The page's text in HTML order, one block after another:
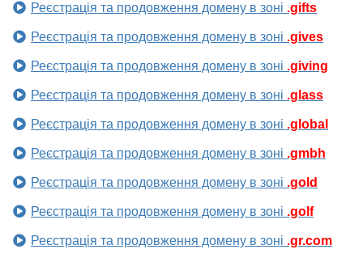
Реєстрація та продовження домену в зоні .gifts
Реєстрація та продовження домену в зоні .gives
Реєстрація та продовження домену в зоні .giving
Реєстрація та продовження домену в зоні .glass
Реєстрація та продовження домену в зоні .global
Реєстрація та продовження домену в зоні .gmbh
Реєстрація та продовження домену в зоні .gold
Реєстрація та продовження домену в зоні .golf
Реєстрація та продовження домену в зоні .gr.com